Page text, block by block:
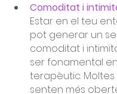
Comoditat i
Estar en el teu
pot generar un
comoditat i
ser fonamental
terapèutic.
senten més